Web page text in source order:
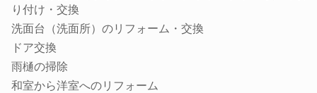
壁ピタ水栓・洗濯機蛇口の交換
税理士
会社設立・起業開業に強い税理士
顧問税理士
り付け・交換
洗面台（洗面所）のリフォーム・交換
ドア交換
雨樋の掃除
和室から洋室へのリフォーム